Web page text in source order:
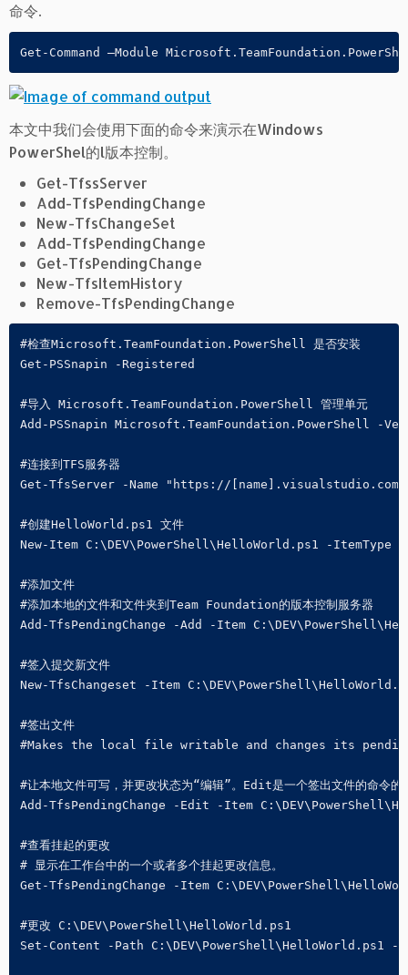
命令.
Get-Command –Module
本文中我们会使用下面的命令来演示在Windows
PowerShel的l版本控制。
Get-TfssServer
Add-TfsPendingChange
New-TfsChangeSet
Add-TfsPendingChange
Get-TfsPendingChange
New-TfsItemHistory
Remove-TfsPendingChange
#检查Microsoft.TeamFoundation.PowerShell 是否安装
Get-PSSnapin -Registered
#导入 Microsoft.TeamFoundation.PowerShell 管理单元
Add-PSSnapin Microsoft.TeamFoundation.PowerShell -
#连接到TFS服务器
Get-TfsServer -Name "https://
#创建HelloWorld.ps1 文件
New-Item C:\DEV\PowerShell\HelloWorld.ps1 -ItemType
#添加文件
#添加本地的文件和文件夹到Team Foundation的版本控制服务器
Add-TfsPendingChange -Add -Item
#签入提交新文件
New-TfsChangeset -Item
#签出文件
#Makes the local file writable and changes its
#让本地文件可写，并更改状态为“编辑”。Edit是一个签出文件的命令的
Add-TfsPendingChange -Edit -Item
#查看挂起的更改
# 显示在工作台中的一个或者多个挂起更改信息。
Get-TfsPendingChange -Item
#更改 C:\DEV\PowerShell\HelloWorld.ps1
Set-Content -Path C:\DEV\PowerShell\HelloWorld.ps1